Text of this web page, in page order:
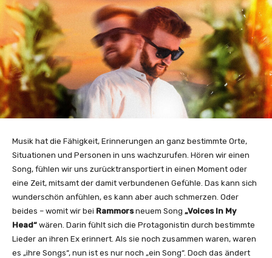
Musik hat die Fähigkeit, Erinnerungen an ganz bestimmte Orte,
Situationen und Personen in uns wachzurufen. Hören wir einen
Song, fühlen wir uns zurücktransportiert in einen Moment oder
eine Zeit, mitsamt der damit verbundenen Gefühle. Das kann sich
wunderschön anfühlen, es kann aber auch schmerzen. Oder
beides – womit wir bei Rammorsneuem Song „Voices In My
Head“ wären. Darin fühlt sich die Protagonistin durch bestimmte
Lieder an ihren Ex erinnert. Als sie noch zusammen waren, waren
es „ihre Songs“, nun ist es nur noch „ein Song“. Doch das ändert